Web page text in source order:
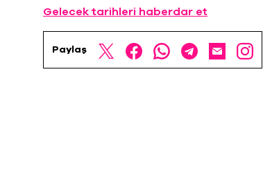
Gelecek tarihleri haberdar et
Paylaş